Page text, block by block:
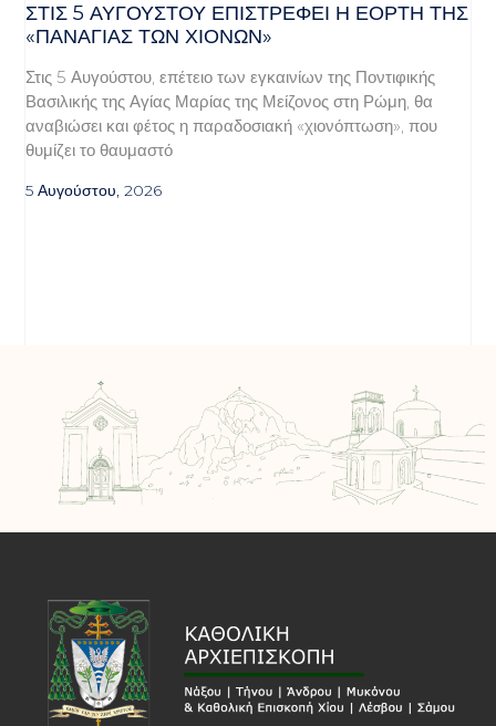
ΣΤΙΣ 5 ΑΥΓΟΎΣΤΟΥ ΕΠΙΣΤΡΈΦΕΙ Η ΕΟΡΤΉ ΤΗΣ
«ΠΑΝΑΓΊΑΣ ΤΩΝ ΧΙΌΝΩΝ»
Στις 5 Αυγούστου, επέτειο των εγκαινίων της Ποντιφικής
Βασιλικής της Αγίας Μαρίας της Μείζονος στη Ρώμη, θα
αναβιώσει και φέτος η παραδοσιακή «χιονόπτωση», που
θυμίζει το θαυμαστό
5 Αυγούστου, 2026